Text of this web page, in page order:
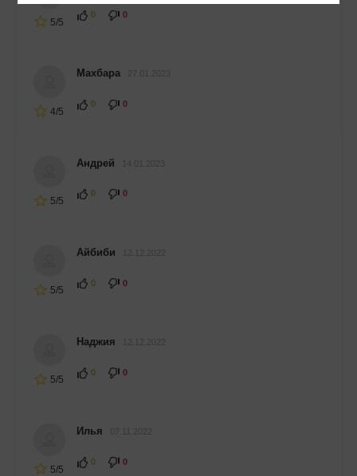
5/5
0 0
4/5
Махбара
0 0
5/5
Андрей
0 0
5/5
Айбиби
0 0
5/5
Наджия
0 0
5/5
Илья
0 0